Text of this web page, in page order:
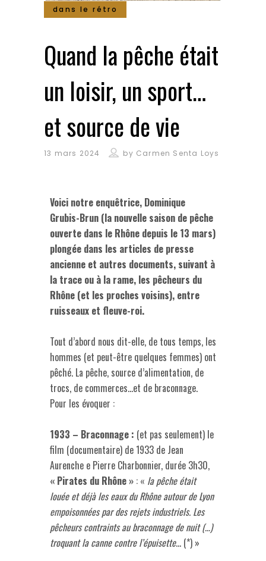
dans le rétro
Quand la pêche était
un loisir, un sport…
et source de vie
13 mars 2024 by Carmen Senta Loys
Voici notre enquêtrice, Dominique
Grubis-Brun (la nouvelle saison de pêche
ouverte dans le Rhône depuis le 13 mars)
plongée dans les articles de presse
ancienne et autres documents, suivant à
la trace ou à la rame, les pêcheurs du
Rhône (et les proches voisins), entre
ruisseaux et fleuve-roi.
Tout d’abord nous dit-elle, de tous temps, les
hommes (et peut-être quelques femmes) ont
pêché. La pêche, source d’alimentation, de
trocs, de commerces…et de braconnage.
Pour les évoquer :
1933 – Braconnage : (et pas seulement) le
film (documentaire) de 1933 de Jean
Aurenche e Pierre Charbonnier, durée 3h30,
« Pirates du Rhône » : « la pêche était
louée et déjà les eaux du Rhône autour de Lyon
empoisonnées par des rejets industriels. Les
pêcheurs contraints au braconnage de nuit (…)
troquant la canne contre l’épuisette… (*) »